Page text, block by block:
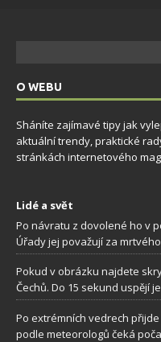
O WEBU
Sháníte zajímavé tipy jak
aktuální trendy, praktické
stránkách internetového
Lidé a svět
Po návratu z dovolené ho v
Úřady jej považují za mrtvého
Pokud v obrázku najdete
Čechů. Do 15 sekund uspějí
Po extrémních vedrech
podle meteorologů čeká